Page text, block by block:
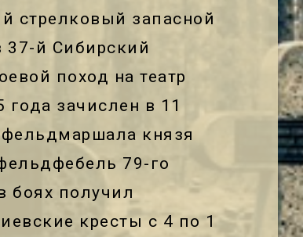
стрелковый запасной
37-й Сибирский
поход на театр
зачислен в 11
фельдмаршала князя
79-го
боях получил
кресты с 4 по 1